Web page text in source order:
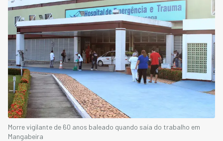
Morre vigilante de 60 anos baleado quando saía do trabalho em
Mangabeira